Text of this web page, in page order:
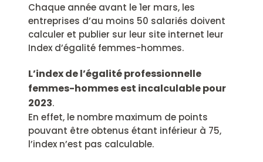
Chaque année avant le 1er mars, les
entreprises d’au moins 50 salariés doivent
calculer et publier sur leur site internet leur
Index d’égalité femmes-hommes.
L’index de l’égalité professionnelle
femmes-hommes est incalculable pour
2023.
En effet, le nombre maximum de points
pouvant être obtenus étant inférieur à 75,
l’index n’est pas calculable.